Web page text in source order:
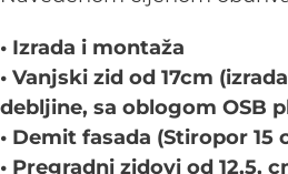
• Izrada i montaža
• Vanjski zid od 17cm
debljine, sa oblogom OSB
• Demit fasada (Stiropor
• Pregradni zidovi od